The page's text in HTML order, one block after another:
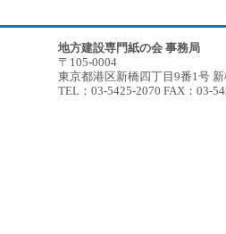
地方建設専門紙の会 事務局
〒105-0004
東京都港区新橋四丁目9番1号
TEL：03-5425-2070 FAX：03-